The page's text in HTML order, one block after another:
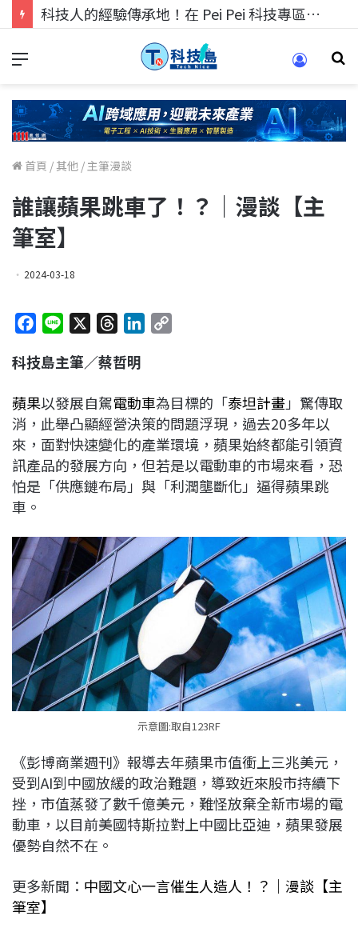
科技人的經驗傳承地！在 Pei Pei 科技專區，與學弟妹交流最硬核的技術
首頁 /其他 / 主筆漫談
誰讓蘋果跳車了！？｜漫談【主
筆室】
2024-03-18
c
b
o
o
k
n
r
a
d
s
e
d
I
n
L
i
n
k
科技島主筆／蔡哲明
蘋果以發展自駕電動車為目標的「泰坦計畫」驚傳取
消，此舉凸顯經營決策的問題浮現，過去20多年以
來，面對快速變化的產業環境，蘋果始終都能引領資
訊產品的發展方向，但若是以電動車的市場來看，恐
怕是「供應鏈布局」與「利潤壟斷化」逼得蘋果跳
車。
示意圖:取自123RF
《彭博商業週刊》報導去年蘋果市值衝上三兆美元，
受到AI到中國放緩的政治難題，導致近來股市持續下
挫，市值蒸發了數千億美元，難怪放棄全新市場的電
動車，以目前美國特斯拉對上中國比亞迪，蘋果發展
優勢自然不在。
更多新聞： 中國文心一言催生人造人！？｜漫談【主
筆室】